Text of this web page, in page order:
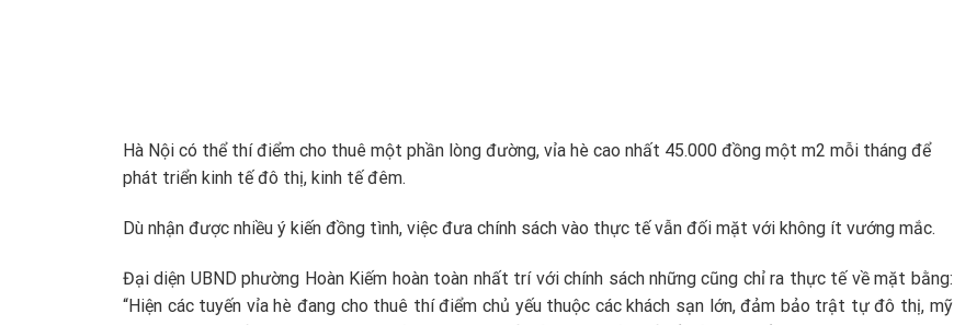
Hà Nội có thể thí điểm cho thuê một phần lòng đường, vỉa hè cao nhất 45.000 đồng một m2 mỗi tháng để
phát triển kinh tế đô thị, kinh tế đêm.
Dù nhận được nhiều ý kiến đồng tình, việc đưa chính sách vào thực tế vẫn đối mặt với không ít vướng mắc.
Đại diện UBND phường Hoàn Kiếm hoàn toàn nhất trí với chính sách những cũng chỉ ra thực tế về mặt bằng:
“Hiện các tuyến vỉa hè đang cho thuê thí điểm chủ yếu thuộc các khách sạn lớn, đảm bảo trật tự đô thị, mỹ